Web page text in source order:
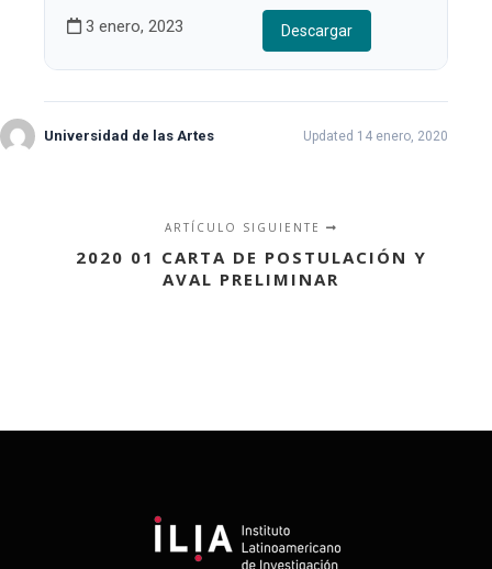
3 enero, 2023 Descargar
Universidad de las Artes Updated 14 enero, 2020
ARTÍCULO SIGUIENTE
2020 01 CARTA DE POSTULACIÓN Y
AVAL PRELIMINAR